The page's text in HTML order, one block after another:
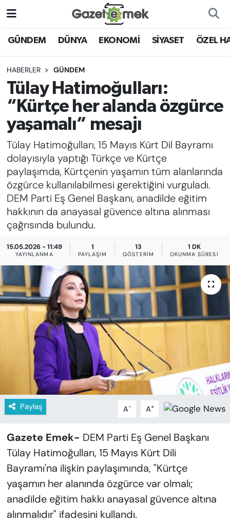
GÜNDEM DÜNYA EKONOMİ SİYASET ÖZEL
HABERLER GÜNDEM
Tülay Hatimoğulları:
“Kürtçe her alanda özgürce
yaşamalı” mesajı
Tülay Hatimoğulları, 15 Mayıs Kürt Dil Bayramı
dolayısıyla yaptığı Türkçe ve Kürtçe
paylaşımda, Kürtçenin yaşamın tüm alanlarında
özgürce kullanılabilmesi gerektiğini vurguladı.
DEM Parti Eş Genel Başkanı, anadilde eğitim
hakkının da anayasal güvence altına alınması
çağrısında bulundu.
15.05.2026 - 11:49
YAYINLANMA
1
PAYLAŞIM
13
GÖSTERIM
1 DK
OKUNMA SÜRESI
Paylaş A- A+
Gazete Emek- DEM Parti Eş Genel Başkanı
Tülay Hatimoğulları, 15 Mayıs Kürt Dili
Bayramı'na ilişkin paylaşımında, "Kürtçe
yaşamın her alanında özgürce var olmalı;
anadilde eğitim hakkı anayasal güvence altına
alınmalıdır" ifadesini kullandı.
DÜNYA
EKONOMİ
EMEK HABERLERİ
YENİ MEDYADA EMEK
GAZETECİLİĞİNİ GELİŞTİRMEK
FAYDALI BİLGİLER
GÜNDEM
EĞİTİM
SPOR
KÜLTÜR-SANAT
MAGAZİN
ÖZEL HABER
YAZAR KÖŞESİ
SİYASET
VAN VE DİYARBAKIR HABERLERİ
Nöbetçi Eczaneler
Hava Durumu
İstanbul Namaz Vakitleri
Trafik Durumu
Süper Lig Puan Durumu ve Fikstür
Tüm Manşetler
Son Dakika Haberleri
Haber Arşivi